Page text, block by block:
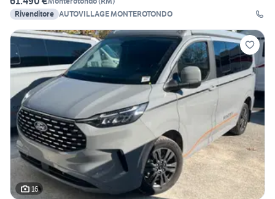
Rivenditore AUTOVILLAGE MONTEROTONDO
16